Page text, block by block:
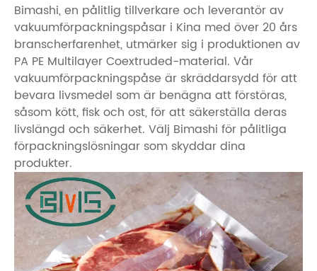
Bimashi, en pålitlig tillverkare och leverantör av
vakuumförpackningspåsar i Kina med över 20 års
branscherfarenhet, utmärker sig i produktionen av
PA PE Multilayer Coextruded-material. Vår
vakuumförpackningspåse är skräddarsydd för att
bevara livsmedel som är benägna att förstöras,
såsom kött, fisk och ost, för att säkerställa deras
livslängd och säkerhet. Välj Bimashi för pålitliga
förpackningslösningar som skyddar dina
produkter.